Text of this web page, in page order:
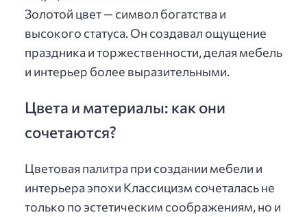
Золотой цвет — символ богатства и
высокого статуса. Он создавал ощущение
праздника и торжественности, делая мебель
и интерьер более выразительными.
Цвета и материалы: как они
сочетаются?
Цветовая палитра при создании мебели и
интерьера эпохи Классицизм сочеталась не
только по эстетическим соображениям, но и